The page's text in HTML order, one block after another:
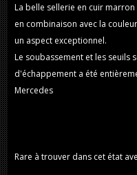
La belle sellerie en cuir
en combinaison avec la
un aspect exceptionnel.
Le soubassement et les seuils
d'échappement a été
Mercedes
Rare à trouver dans cet état